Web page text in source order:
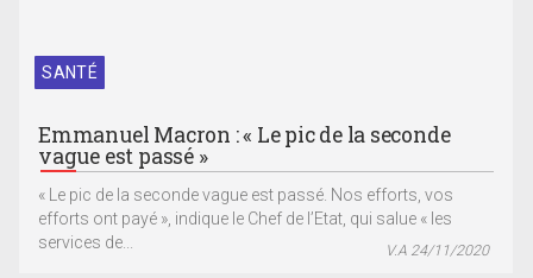
SANTÉ
Emmanuel Macron : « Le pic de la seconde
vague est passé »
« Le pic de la seconde vague est passé. Nos efforts, vos
efforts ont payé », indique le Chef de l’Etat, qui salue « les
services de...
V.A 24/11/2020